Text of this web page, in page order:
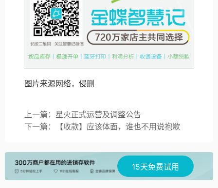
图片来源网络，侵删
上一篇：星火正式运营及调整公告
下一篇：【收款】应该体面，谁也不用说抱歉
15天免费试用